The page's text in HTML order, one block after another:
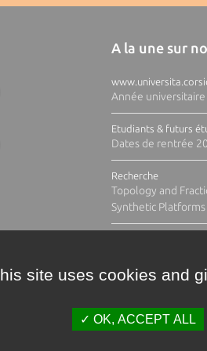
A la une sur
Année
Etudiants & futurs
Dates de rentrée
Recherche
Topology and
Synthetic Platforms
site uses cookies and
OK, ACCEPT ALL